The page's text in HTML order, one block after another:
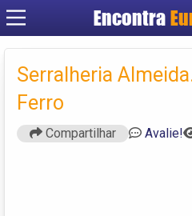
Encontra
Serralheria
Ferro
Compartilhar Avalie!